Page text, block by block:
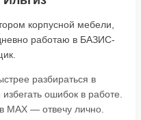
корпусной мебели,
работаю в БАЗИС-
разбираться в
ошибок в работе.
MAX — отвечу лично.